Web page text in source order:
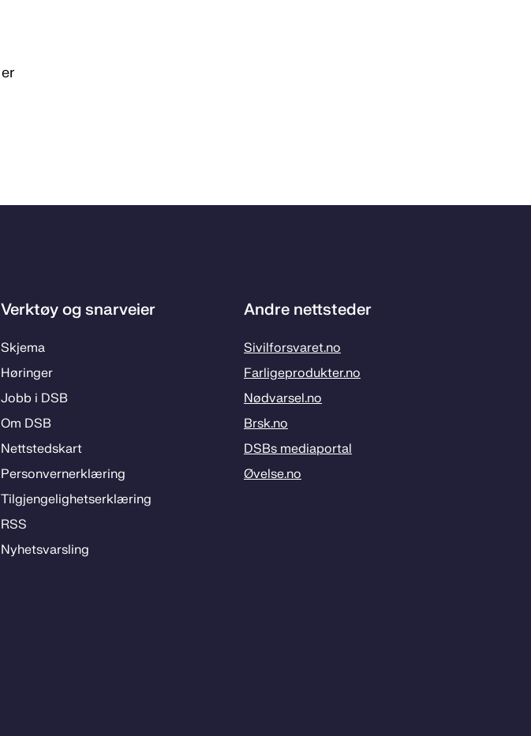
Verktøy og snarveier
Skje­­ma
Hø­rin­­ger
Jobb i DSB
Om DSB
Nett­steds­­kart
Per­­son­ver­n­er­klæ­­ring
Til­­­gjen­­ge­­lig­hets­­er­klæ­­ring
RSS
Ny­hets­­vars­­ling
Andre nettsteder
Sivilforsvaret.no
Farligeprodukter.no
Nødvarsel.no
Brsk.no
DSBs mediaportal
Øvelse.no